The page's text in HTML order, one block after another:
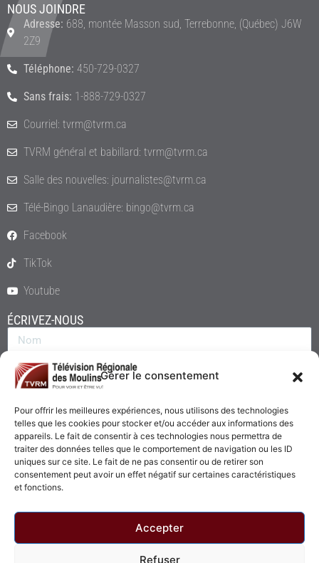
Gérer le consentement
Pour offrir les meilleures expériences, nous utilisons des technologies
telles que les cookies pour stocker et/ou accéder aux informations des
appareils. Le fait de consentir à ces technologies nous permettra de
traiter des données telles que le comportement de navigation ou les ID
uniques sur ce site. Le fait de ne pas consentir ou de retirer son
consentement peut avoir un effet négatif sur certaines caractéristiques
et fonctions.
Accepter
Refuser
NOUS JOINDRE
Adresse: 688, montée Masson sud, Terrebonne, (Québec) J6W
2Z9
Téléphone: 450-729-0327
Sans frais: 1-888-729-0327
Courriel: tvrm@tvrm.ca
TVRM général et babillard: tvrm@tvrm.ca
Salle des nouvelles: journalistes@tvrm.ca
Télé-Bingo Lanaudière: bingo@tvrm.ca
Facebook
TikTok
Youtube
ÉCRIVEZ-NOUS